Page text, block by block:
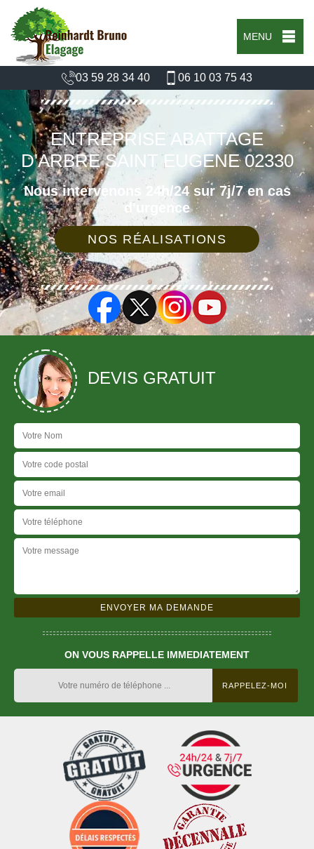
MENU
03 59 28 34 40 06 10 03 75 43
ENTREPRISE ABATTAGE
D'ARBRE SAINT EUGENE 02330
Nous intervenons 24h/24 sur 7j/7 en cas
d'urgence
NOS RÉALISATIONS
DEVIS GRATUIT
ON VOUS RAPPELLE IMMEDIATEMENT